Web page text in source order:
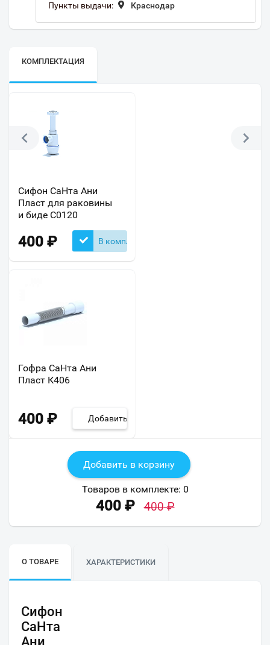
Пункты выдачи: Краснодар
КОМПЛЕКТАЦИЯ
Сифон СаНта Ани
Пласт для раковины
и биде С0120
400 ₽ В комплекте
Гофра СаНта Ани
Пласт К406
400 ₽ Добавить
Добавить в корзину
Товаров в комплекте: 0
400₽ 400₽
О ТОВАРЕ ХАРАКТЕРИСТИКИ
Сифон
СаНта
Ани